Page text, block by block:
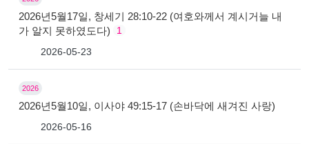
2026년5월17일, 창세기 28:10-22 (여호와께서 계시거늘 내
가 알지 못하였도다)
1
2026-05-23
2026
2026년5월10일, 이사야 49:15-17 (손바닥에 새겨진 사랑)
2026-05-16